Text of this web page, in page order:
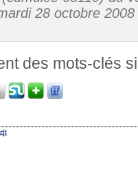
28 octobre
des mots-clés